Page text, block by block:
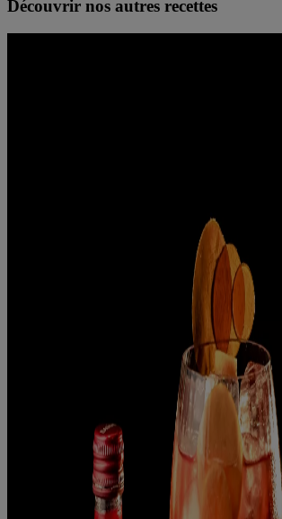
Découvrir nos autres recettes